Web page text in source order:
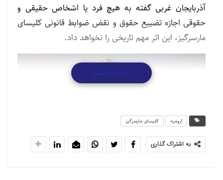
آذربایجان غربی گفته به هیچ فرد یا اشخاص حقیقی و
حقوقی اجازه تضییع حقوق و نقض ضوابط قانونی کلیسای
مارسرگیز، این اثر مهم تاریخی را نخواهد داد.
نمایشگر
00:00
05:09
ادامه مطلب
ارومیه کلیسای مارسرگیز
به اشتراک گذاری